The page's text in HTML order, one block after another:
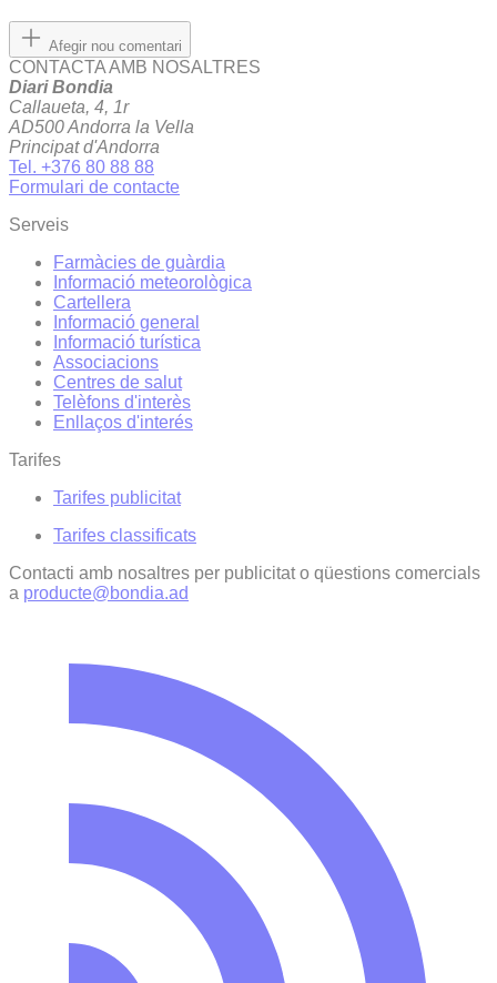
Afegir nou comentari
CONTACTA AMB NOSALTRES
Diari Bondia
Callaueta, 4, 1r
AD500 Andorra la Vella
Principat d'Andorra
Tel. +376 80 88 88
Formulari de contacte
Serveis
Farmàcies de guàrdia
Informació meteorològica
Cartellera
Informació general
Informació turística
Associacions
Centres de salut
Telèfons d'interès
Enllaços d'interés
Tarifes
Tarifes publicitat
Tarifes classificats
Contacti amb nosaltres per publicitat o qüestions comercials
a producte@bondia.ad